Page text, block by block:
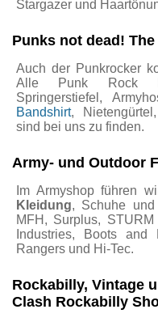
Stargazer und
Punks not dead!
Auch der Punkrocker
Alle Punk Rock
Springerstiefel,
Bandshirt,
sind bei uns zu finden.
Army- und Outdoor
Im Armyshop führen
Kleidung, Schuhe
MFH, Surplus,
Industries, Boots and
Rangers und Hi-Tec.
Rockabilly, Vintage
Clash Rockabilly